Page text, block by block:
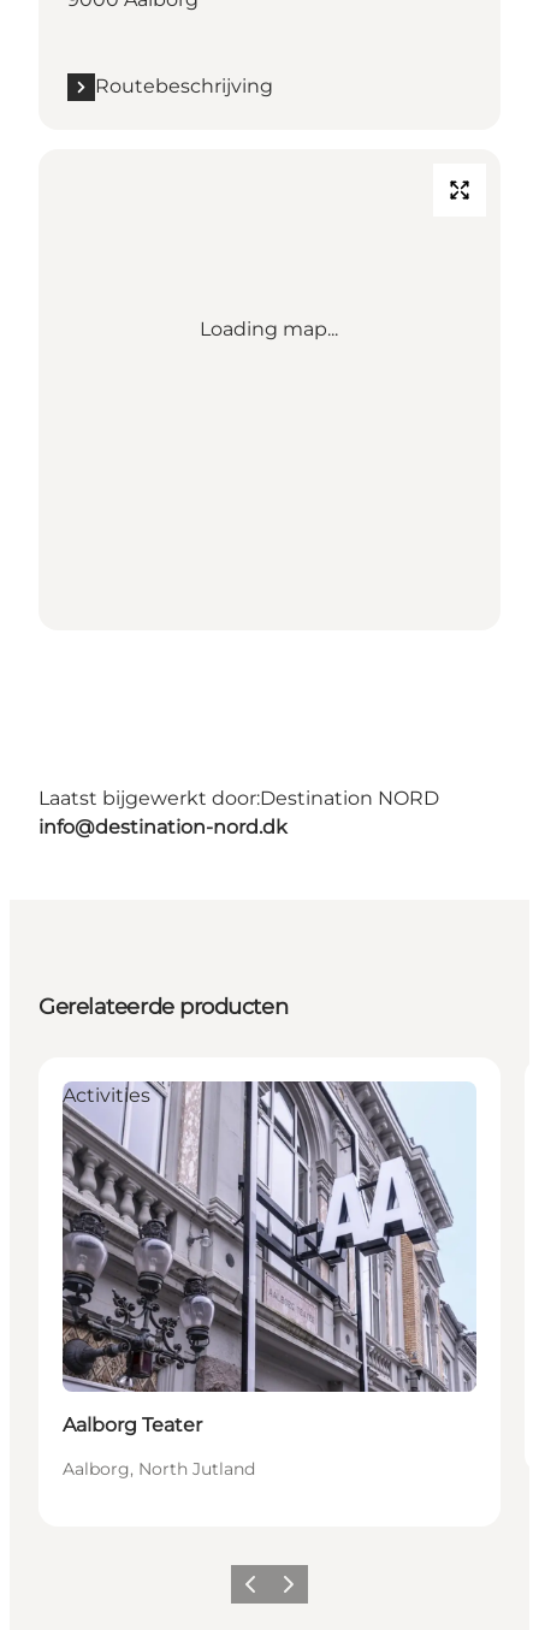
Routebeschrijving
Loading map...
Laatst bijgewerkt door:Destination NORD
info@destination-nord.dk
Gerelateerde producten
Activities
Aalborg Teater
Aalborg, North Jutland
Vorige Volgende